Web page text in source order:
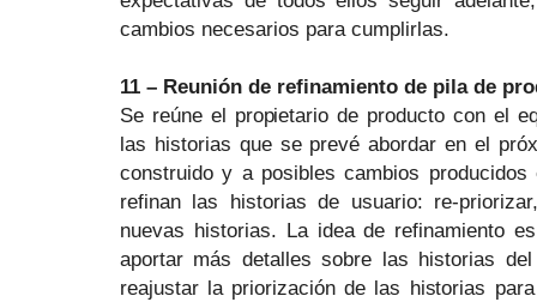
cambios necesarios para cumplirlas.
11 – Reunión de refinamiento de pila de
Se reúne el propietario de producto con el
las historias que se prevé abordar en el
construido y a posibles cambios
refinan las historias de usuario: re-
nuevas historias. La idea de refinamiento
aportar más detalles sobre las historias
reajustar la priorización de las historias